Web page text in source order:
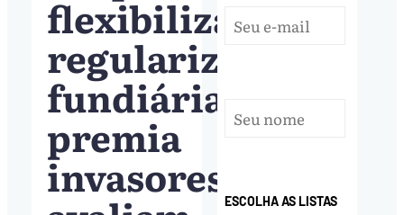
flexibiliza
regularização
fundiária
premia
invasores, ESCOLHA AS LISTAS